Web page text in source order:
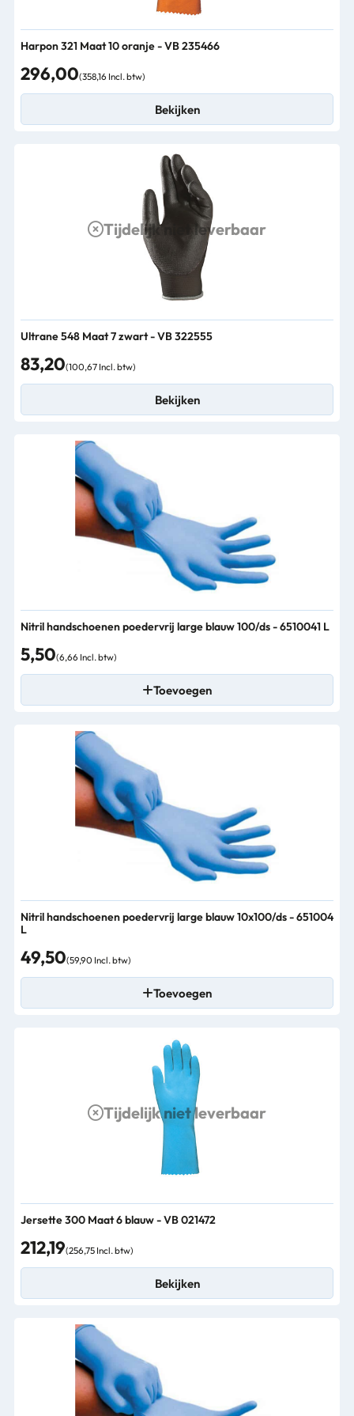
Harpon 321 Maat 10 oranje - VB 235466
296,00(358,16 Incl. btw)
Bekijken
Tijdelijk niet leverbaar
Ultrane 548 Maat 7 zwart - VB 322555
83,20(100,67 Incl. btw)
Bekijken
Nitril handschoenen poedervrij large blauw 100/ds - 6510041 L
5,50(6,66 Incl. btw)
Toevoegen
Nitril handschoenen poedervrij large blauw 10x100/ds - 651004
L
49,50(59,90 Incl. btw)
Toevoegen
Tijdelijk niet leverbaar
Jersette 300 Maat 6 blauw - VB 021472
212,19(256,75 Incl. btw)
Bekijken